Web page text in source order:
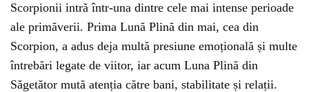
Scorpionii intră într-una dintre cele mai intense perioade
ale primăverii. Prima Lună Plină din mai, cea din
Scorpion, a adus deja multă presiune emoțională și multe
întrebări legate de viitor, iar acum Luna Plină din
Săgetător mută atenția către bani, stabilitate și relații.